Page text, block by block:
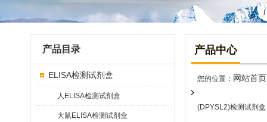
产品目录
ELISA检测试剂盒
人ELISA检测试剂盒
大鼠ELISA检测试剂盒
产品中心
您的位置： 网站首页
(DPYSL2)检测试剂盒